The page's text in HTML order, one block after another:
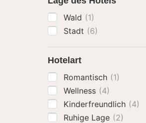
Wald (1)
Stadt (6)
Hotelart
Romantisch (1)
Wellness (4)
Kinderfreundlich (4)
Ruhige Lage (2)